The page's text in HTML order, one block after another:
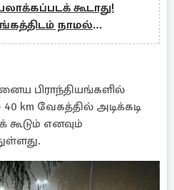
கூடாது!
நாமல்
கோரிக்கை
பிராந்தியங்களில்
km வேகத்தில் அடிக்கடி
கூடும் எனவும்